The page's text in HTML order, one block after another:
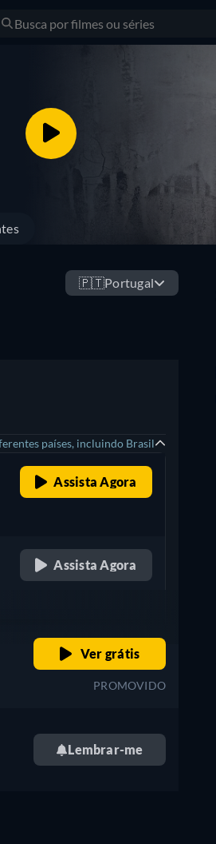
🇵🇹Portugal
países, incluindo Brasil
Assista Agora
Assista Agora
+ 3
Ver grátis
PROMOVIDO
Lembrar-me